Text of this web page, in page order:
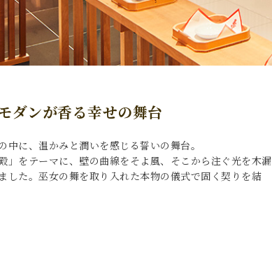
ダンが香る幸せの舞台
中に、温かみと潤いを感じる誓いの舞台。
」をテーマに、壁の曲線をそよ風、そこから注ぐ光を木漏
した。巫女の舞を取り入れた本物の儀式で固く契りを結